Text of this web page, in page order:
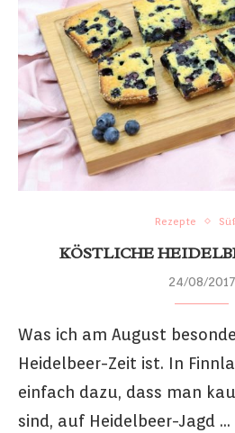
Rezepte
KÖSTLICHE
24/08/2017
Was ich am August
Heidelbeer-Zeit ist. In
einfach dazu, dass man
sind, auf Heidelbeer-Jagd …